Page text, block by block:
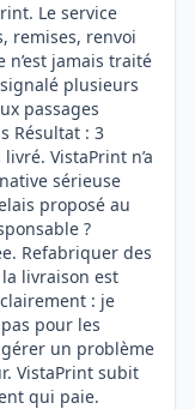
Le service
remises, renvoi
jamais traité
plusieurs
passages
Résultat : 3
VistaPrint n’a
sérieuse
proposé au
?
Refabriquer des
livraison est
: je
pour les
un problème
VistaPrint subit
qui paie.